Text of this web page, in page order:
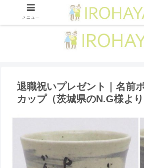
退職祝いプレゼント｜名前
カップ（茨城県のN.G様より
メニュー